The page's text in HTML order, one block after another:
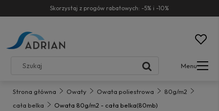
Skorzystaj z progów rabatowych: -5% i -10%
Menu
Strona główna Owaty Owata poliestrowa
80g/m2
cała belka
Owata 80g/m2 - cała belka(80mb)